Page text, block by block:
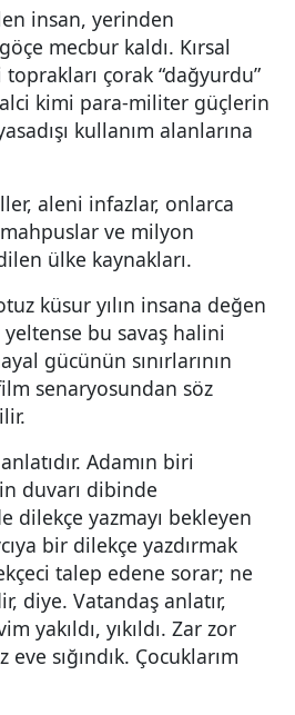
insan, yerinden
mecbur kaldı. Kırsal
çorak “dağyurdu”
kimi para-militer güçlerin
kullanım alanlarına
aleni infazlar, onlarca
ve milyon
ülke kaynakları.
küsur yılın insana değen
yeltense bu savaş halini
gücünün sınırlarının
senaryosundan söz
Adamın biri
duvarı dibinde
dilekçe yazmayı bekleyen
bir dilekçe yazdırmak
talep edene sorar; ne
diye. Vatandaş anlatır,
yakıldı, yıkıldı. Zar zor
sığındık. Çocuklarım